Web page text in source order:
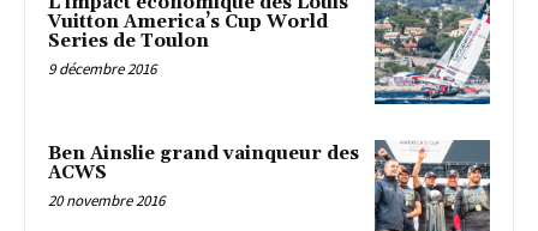
Vuitton America’s Cup World
Series de Toulon
9 décembre 2016
Ben Ainslie grand vainqueur des
ACWS
20 novembre 2016